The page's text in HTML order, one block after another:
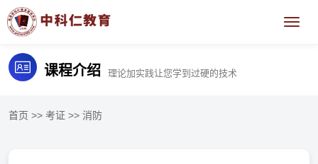
课程介绍 理论加实践让您学到过硬的技术
首页 >> 考证 >> 消防